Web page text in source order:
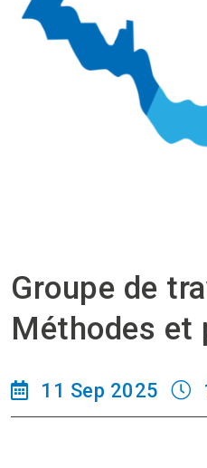
Groupe de
Méthodes et
11 Sep 2025